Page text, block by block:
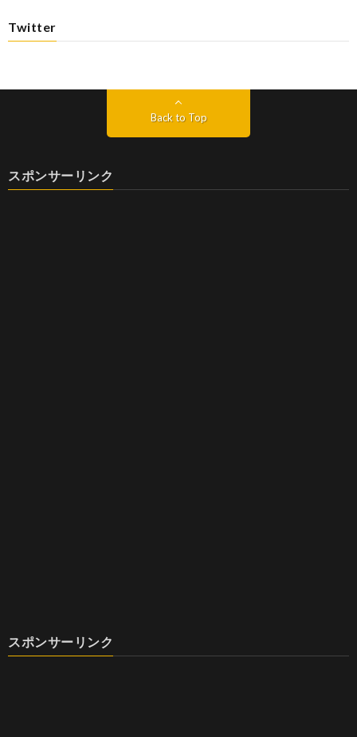
Twitter
Back to Top
スポンサーリンク
スポンサーリンク